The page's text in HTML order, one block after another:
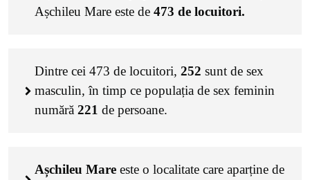
Așchileu Mare este de 473 de locuitori.
Dintre cei 473 de locuitori, 252 sunt de sex
masculin, în timp ce populația de sex feminin
numără 221 de persoane.
Așchileu Mare este o localitate care aparține de